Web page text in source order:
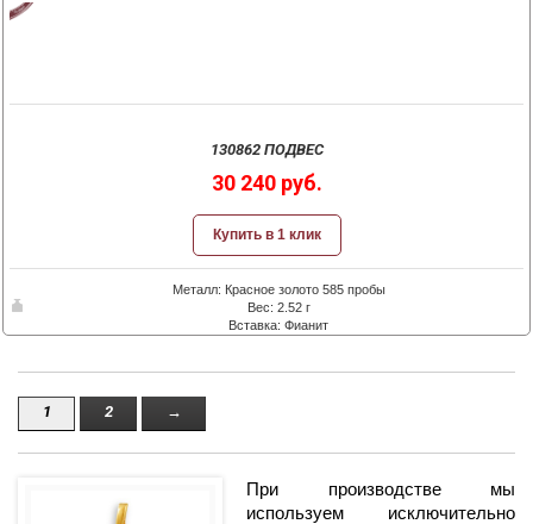
130862 ПОДВЕС
30 240 руб.
Купить в 1 клик
Металл: Красное золото 585 пробы
Вес: 2.52 г
Вставка: Фианит
1 2 →
При производстве мы
используем исключительно